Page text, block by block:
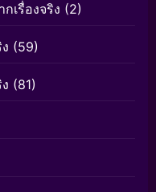
เรื่องจริง (2)
(59)
(81)